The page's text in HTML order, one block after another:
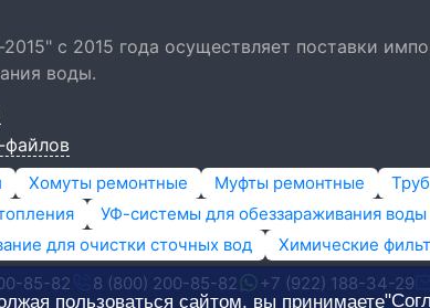
с 2015 года осуществляет поставки
воды.
файлов
Хомуты ремонтные Муфты ремонтные
УФ-системы для обеззараживания воды
для очистки сточных вод
Химические
85-82
8 (800) 200-85-82 +7 (922) 188-34-29
пользоваться сайтом, вы принимаете